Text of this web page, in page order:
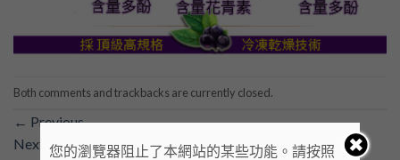
Both comments and trackbacks are currently closed.
← Previous
Next
→
您的瀏覽器阻止了本網站的某些功能。請按照